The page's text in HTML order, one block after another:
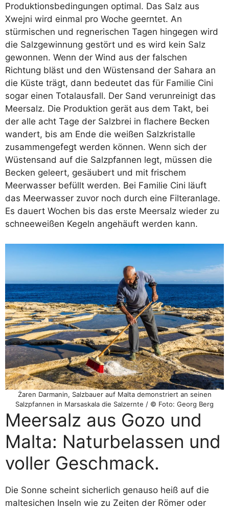
Produktionsbedingungen optimal. Das Salz aus
Xwejni wird einmal pro Woche geerntet. An
stürmischen und regnerischen Tagen hingegen wird
die Salzgewinnung gestört und es wird kein Salz
gewonnen. Wenn der Wind aus der falschen
Richtung bläst und den Wüstensand der Sahara an
die Küste trägt, dann bedeutet das für Familie Cini
sogar einen Totalausfall. Der Sand verunreinigt das
Meersalz. Die Produktion gerät aus dem Takt, bei
der alle acht Tage der Salzbrei in flachere Becken
wandert, bis am Ende die weißen Salzkristalle
zusammengefegt werden können. Wenn sich der
Wüstensand auf die Salzpfannen legt, müssen die
Becken geleert, gesäubert und mit frischem
Meerwasser befüllt werden. Bei Familie Cini läuft
das Meerwasser zuvor noch durch eine Filteranlage.
Es dauert Wochen bis das erste Meersalz wieder zu
schneeweißen Kegeln angehäuft werden kann.
Żaren Darmanin, Salzbauer auf Malta demonstriert an seinen
Salzpfannen in Marsaskala die Salzernte / © Foto: Georg Berg
Meersalz aus Gozo und
Malta: Naturbelassen und
voller Geschmack.
Die Sonne scheint sicherlich genauso heiß auf die
maltesichen Inseln wie zu Zeiten der Römer oder